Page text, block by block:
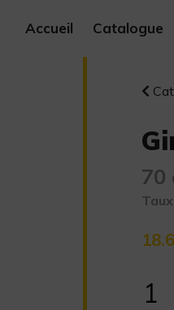
Accueil Catalogue
70